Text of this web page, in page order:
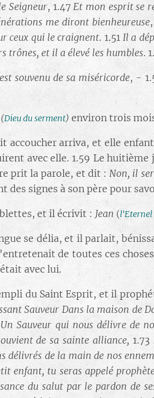
Seigneur, 1.47Et mon esprit se
me diront bienheureuse
ceux qui le craignent. 1.51Il a
trônes, et il a élevé les humbles.
souvenu de sa miséricorde, -
(Dieu du serment) environ trois
accoucher arriva, et elle
avec elle. 1.59 Le
prit la parole, et dit :Non, il
des signes à son père pour
et il écrivit : Jean (l'Eternel
se délia, et il parlait,
de toutes ces
avec lui.
du Saint Esprit, et il
Sauveur Dans la maison de
Un Sauveur qui nous délivre de
de sa sainte alliance, 1.73
délivrés de la main de nos
enfant, tu seras appelé
du salut par le pardon de